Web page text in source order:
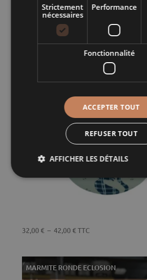
€ –42,00€Plage
32,00 €
TTC
MARMITE RONDE CHAT NOIR
32,00 € – 42,00 €Plage
32,00 €
à
TTC
MARMITE RONDE ECLOSION
Strictement
nécessaires
Performance
Fonctionnalité
ACCEPTER TOUT
REFUSER TOUT
AFFICHER LES DÉTAILS